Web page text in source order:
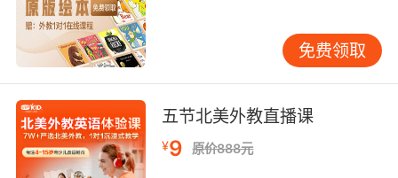
如果无法固定骨骼结构 就做不了任何皮肤或肌肉
移植术
免费领取
五节北美外教直播课
¥9 原价888元